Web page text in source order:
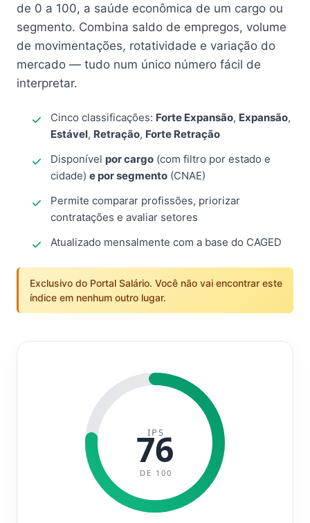
de 0 a 100, a saúde econômica de um cargo ou
segmento. Combina saldo de empregos, volume
de movimentações, rotatividade e variação do
mercado — tudo num único número fácil de
interpretar.
Cinco classificações: Forte Expansão, Expansão,
Estável, Retração, Forte Retração
Disponível por cargo (com filtro por estado e
cidade) e por segmento (CNAE)
Permite comparar profissões, priorizar
contratações e avaliar setores
Atualizado mensalmente com a base do CAGED
Exclusivo do Portal Salário. Você não vai encontrar este
índice em nenhum outro lugar.
IPS
76
DE 100